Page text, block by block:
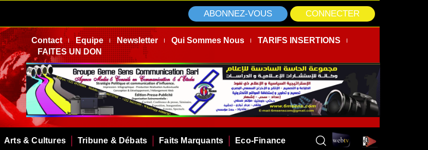
ABONNEZ-VOUS CONNECTER
Contact Equipe Newsletter Qui Sommes Nous
TARIFS INSERTIONS
FAITES UN DON
Arts & Cultures Tribune & Débats Faits Marquants Eco-Finance